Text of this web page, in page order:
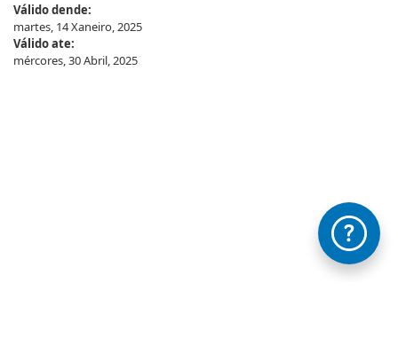
Válido dende:
martes, 14 Xaneiro, 2025
Válido ate:
mércores, 30 Abril, 2025